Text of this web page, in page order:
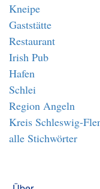
Kneipe
Gaststätte
Restaurant
Irish Pub
Hafen
Schlei
Region Angeln
Kreis Schleswig-
alle Stichwörter